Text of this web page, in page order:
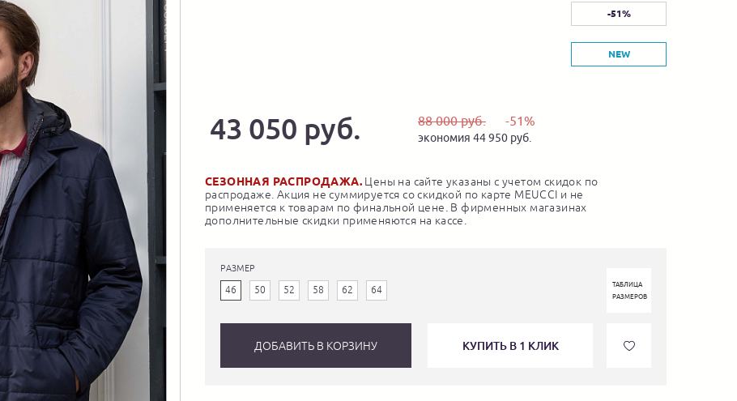
-51%
NEW
43 050 руб. 88 000 руб. -51%
экономия 44 950 руб.
СЕЗОННАЯ РАСПРОДАЖА. Цены на сайте указаны с учетом скидок по
распродаже. Акция не суммируется со скидкой по карте MEUCCI и не
применяется к товарам по финальной цене. В фирменных магазинах
дополнительные скидки применяются на кассе.
РАЗМЕР
46 50 52 58 62 64
ТАБЛИЦА
РАЗМЕРОВ
ДОБАВИТЬ В КОРЗИНУ КУПИТЬ В 1 КЛИК